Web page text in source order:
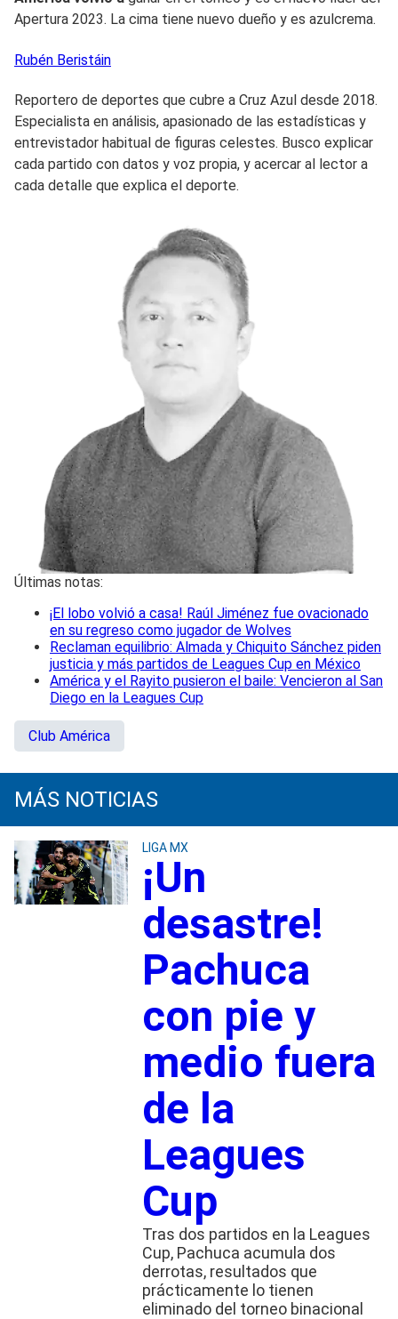
Apertura 2023. La cima tiene nuevo dueño y es azulcrema.
Rubén Beristáin
Reportero de deportes que cubre a Cruz Azul desde 2018.
Especialista en análisis, apasionado de las estadísticas y
entrevistador habitual de figuras celestes. Busco explicar
cada partido con datos y voz propia, y acercar al lector a
cada detalle que explica el deporte.
Últimas notas:
¡El lobo volvió a casa! Raúl Jiménez fue ovacionado
en su regreso como jugador de Wolves
Reclaman equilibrio: Almada y Chiquito Sánchez piden
justicia y más partidos de Leagues Cup en México
América y el Rayito pusieron el baile: Vencieron al San
Diego en la Leagues Cup
Club América
MÁS NOTICIAS
LIGA MX
¡Un
desastre!
Pachuca
con pie y
medio fuera
de la
Leagues
Cup
Tras dos partidos en la Leagues
Cup, Pachuca acumula dos
derrotas, resultados que
prácticamente lo tienen
eliminado del torneo binacional